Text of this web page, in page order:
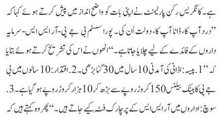
ہے۔ کانگریس رکن پارلیمنٹ نے اپنی بات کو واضح انداز میں پیش کرتے ہوئے کہا کہ
’’درد آپ کا، ڈاٹا آپ کا، دولت اُن کی۔ پورا سسٹم بی جے پی-آر ایس ایس-سرمایہ
داروں کے فائدے کے لیے چلایا جاتا ہے۔‘‘ انھوں نے اس کی تشریح کرتے ہوئے بتایا
کہ ’’1. پیسہ: اڈانی کی آمدنی 10 سال میں 30 گنا بڑھی۔ 2. اقتدار: 10 سالوں میں بی
جے پی کا بینک بیلنس 150 کروڑ روپے سے بڑھ کر 10 ہزار کروڑ روپے ہو گیا ہے۔ 3.
سوچ: اداروں میں آر ایس ایس کے پرچارک فِٹ کیے جاتے ہیں۔‘‘ پھر وہ کہتے ہیں کہ